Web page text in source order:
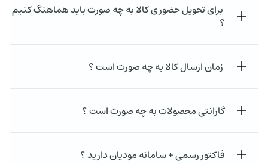
برای تحویل حضوری کالا به چه صورت باید هماهنگ کنیم
؟
زمان ارسال کالا به چه صورت است ؟
گارانتی محصولات به چه صورت است ؟
فاکتور رسمی + سامانه مودیان دارید ؟